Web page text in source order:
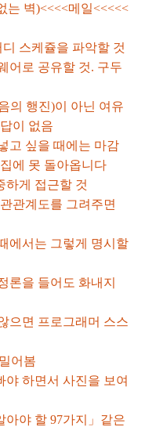
는 벽)<<<<메일<<<<<
디 스케쥴을 파악할 것
어로 공유할 것. 구두
의 행진)이 아닌 여유
이 없음
고 싶을 때에는 마감
에 못 돌아옵니다
하게 접근할 것
관계도를 그려주면
에서는 그렇게 명시할
론을 들어도 화내지
으면 프로그래머 스스
어봄
하면서 사진을 보여
아야 할 97가지」같은